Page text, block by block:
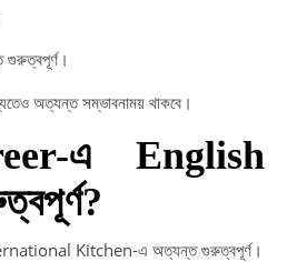
গুরুত্বপূর্ণ।
অত্যন্ত সম্ভাবনাময় থাকবে।
এ English
Kitchen-এ অত্যন্ত গুরুত্বপূর্ণ।